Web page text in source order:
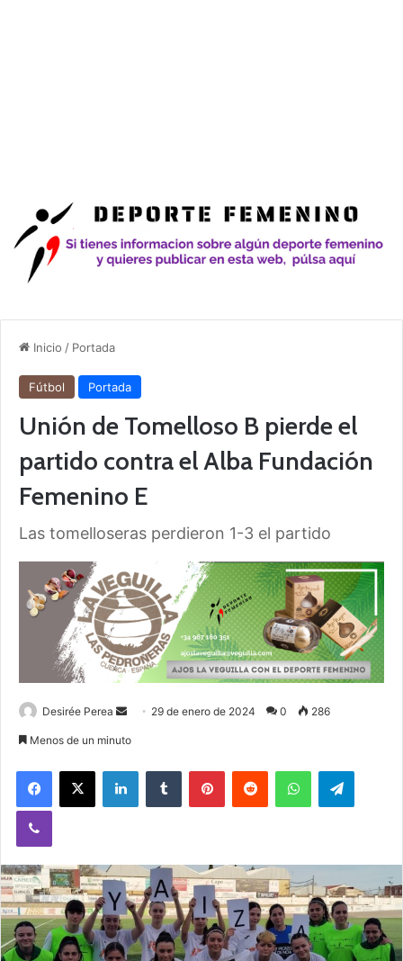
Inicio / Portada
Fútbol Portada
Unión de Tomelloso B pierde el
partido contra el Alba Fundación
Femenino E
Las tomelloseras perdieron 1-3 el partido
Desirée Perea
m
a
i
l
29 de enero de 2024 0 286
Menos de un minuto